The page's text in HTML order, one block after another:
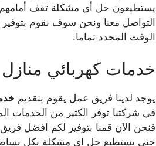
يستطيعون حل أي مشكلة تقف أمامهم
التواصل معنا ونحن سوف نقوم
الوقت المحدد تماما.
خدمات كهربائي منازل
يوجد لدينا فريق عمل يقوم بتقديم
في شركتنا توفر الكثير من الخدمات
فنحن الآن قمنا بتوفير لكم افضل
حتى يستطيع حل اى مشكلة بكل